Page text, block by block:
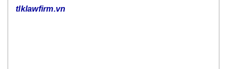
tlklawfirm.vn